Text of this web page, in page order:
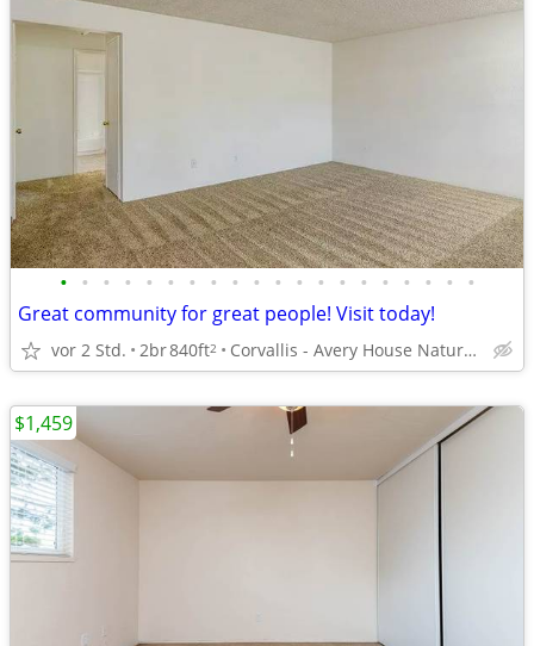
• • • • • • • • • • • • • • • • • • • •
Great community for great people! Visit today!
vor 2 Std. 2br840ft2 Corvallis - Avery House Nature Center
$1,459